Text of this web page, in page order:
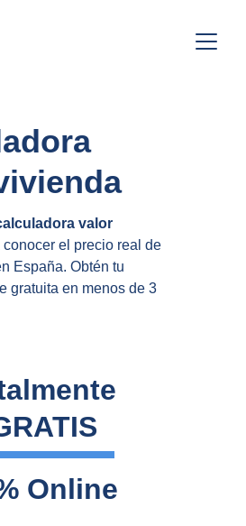
valor
el precio real de
España. Obtén tu
gratuita en menos de 3
Online